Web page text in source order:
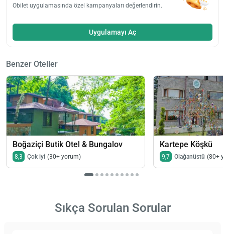
Obilet uygulamasında özel kampanyaları değerlendirin.
Uygulamayı Aç
Benzer Oteller
Boğaziçi Butik Otel & Bungalov
8,3 Çok iyi (30+ yorum)
Kartepe Köşkü
9,7 Olağanüstü (80+
Sıkça Sorulan Sorular